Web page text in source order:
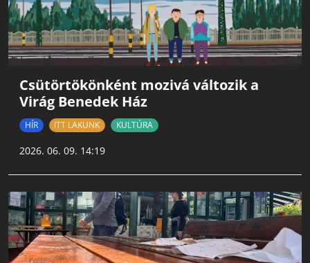
Csütörtökönként mozivá változik a
Virág Benedek Ház
HÍR ITT LAKUNK KULTÚRA
2026. 06. 09. 14:19